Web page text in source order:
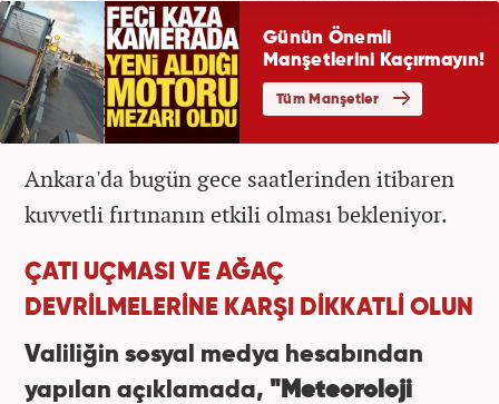
Ankara'da bugün gece saatlerinden itibaren
kuvvetli fırtınanın etkili olması bekleniyor.
ÇATI UÇMASI VE AĞAÇ
DEVRİLMELERİNE KARŞI DİKKATLİ OLUN
Valiliğin sosyal medya hesabından
yapılan açıklamada, "Meteoroloji